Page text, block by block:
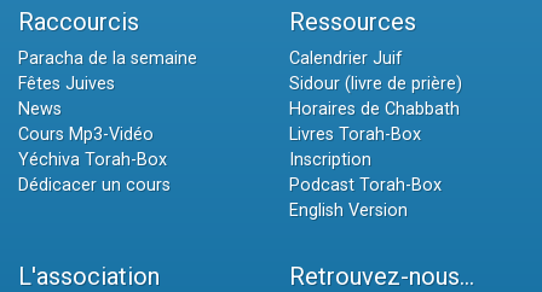
Raccourcis
Paracha de la semaine
Fêtes Juives
News
Cours Mp3-Vidéo
Yéchiva Torah-Box
Dédicacer un cours
Ressources
Calendrier Juif
Sidour (livre de prière)
Horaires de Chabbath
Livres Torah-Box
Inscription
Podcast Torah-Box
English Version
L'association Retrouvez-nous...